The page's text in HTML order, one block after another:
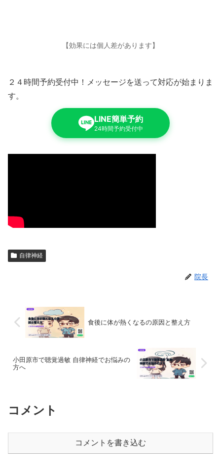
【効果には個人差があります】
２４時間予約受付中！メッセージを送って対応が始まりま
す。
LINE簡単予約
24時間予約受付中
自律神経
院長
食後に体が熱くなるの原因と整え方
小田原市で聴覚過敏 自律神経でお悩みの
方へ
コメント
コメントを書き込む